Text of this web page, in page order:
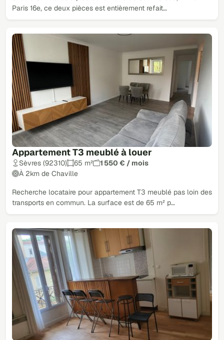
Paris 16e, ce deux pièces est entièrement refait…
Appartement T3 meublé à louer
Sèvres (92310) 65 m²
1 550 € / mois
À 2km de Chaville
Recherche locataire pour appartement T3 meublé pas loin des
transports en commun. La surface est de 65 m² p…